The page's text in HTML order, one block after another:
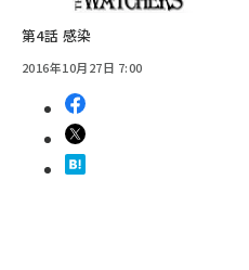
第4話 感染
2016年10月27日 7:00